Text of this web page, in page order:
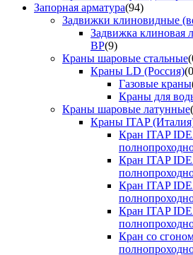
Запорная арматура(94)
Задвижки клиновидные
Задвижка клиновая
ВР(9)
Краны шаровые стальные
Краны LD (Россия)
Газовые краны
Краны для
Краны шаровые латунные
Краны ITAP
Кран ITAP
Кран ITAP
Кран ITAP
Кран ITAP
Кран со